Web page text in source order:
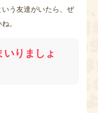
う友達がいたら、ぜ
。
いりましょ